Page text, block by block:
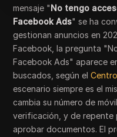
mensaje "No tengo
Facebook Ads" se ha
gestionan anuncios en
Facebook, la pregunta
Facebook Ads" aparece
buscados, según el
escenario siempre es el
cambia su número de
verificación, y de repente
aprobar documentos. El